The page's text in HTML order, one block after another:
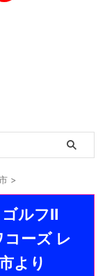
>
ルフⅡ
ーズ レ
より